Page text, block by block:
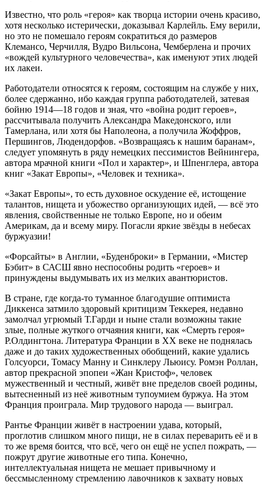
Известно, что роль «героя» как творца истории очень красиво,
хотя несколько истерически, доказывал Карлейль. Ему верили,
но это не помешало героям сократиться до размеров
Клемансо, Черчилля, Вудро Вильсона, Чемберлена и прочих
«вождей культурного человечества», как именуют этих людей
их лакеи.
Работодатели относятся к героям, состоящим на службе у них,
более сдержанно, ибо каждая группа работодателей, затевая
бойню 1914—18 годов и зная, что «война родит героев»,
рассчитывала получить Александра Македонского, или
Тамерлана, или хотя бы Наполеона, а получила Жоффров,
Першингов, Людендорфов. «Возвращаясь к нашим баранам»,
следует упомянуть в ряду немецких пессимистов Вейнингера,
автора мрачной книги «Пол и характер», и Шпенглера, автора
книг «Закат Европы», «Человек и техника».
«Закат Европы», то есть духовное оскудение её, истощение
талантов, нищета и убожество организующих идей, — всё это
явления, свойственные не только Европе, но и обеим
Америкам, да и всему миру. Погасли яркие звёзды в небесах
буржуазии!
«Форсайты» в Англии, «Буденброки» в Германии, «Мистер
Бэбит» в САСШ явно неспособны родить «героев» и
принуждены выдумывать их из мелких авантюристов.
В стране, где когда-то туманное благодушие оптимиста
Диккенса затмило здоровый критицизм Теккерея, недавно
замолчал угрюмый Т.Гарди и ныне стали возможны такие
злые, полные жуткого отчаяния книги, как «Смерть героя»
Р.Олдингтона. Литература Франции в XX веке не поднялась
даже и до таких художественных обобщений, какие удались
Голсуорси, Томасу Манну и Синклеру Льюису. Ромэн Роллан,
автор прекрасной эпопеи «Жан Кристоф», человек
мужественный и честный, живёт вне пределов своей родины,
вытесненный из неё животным тупоумием буржуа. На этом
Франция проиграла. Мир трудового народа — выиграл.
Рантье Франции живёт в настроении удава, который,
проглотив слишком много пищи, не в силах переварить её и в
то же время боится, что всё, чего он ещё не успел пожрать, —
пожрут другие животные его типа. Конечно,
интеллектуальная нищета не мешает привычному и
бессмысленному стремлению лавочников к захвату новых